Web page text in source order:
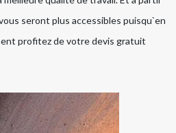
seront plus accessibles puisqu`en
profitez de votre devis gratuit